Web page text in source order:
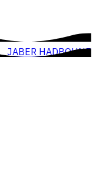
JABER HADBOUNE